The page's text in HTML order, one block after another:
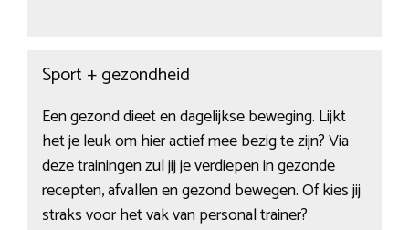
Sport + gezondheid
Een gezond dieet en dagelijkse beweging. Lijkt
het je leuk om hier actief mee bezig te zijn? Via
deze trainingen zul jij je verdiepen in gezonde
recepten, afvallen en gezond bewegen. Of kies jij
straks voor het vak van personal trainer?